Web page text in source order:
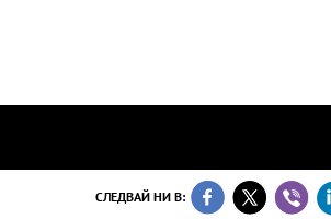
СЛЕДВАЙ НИ В: